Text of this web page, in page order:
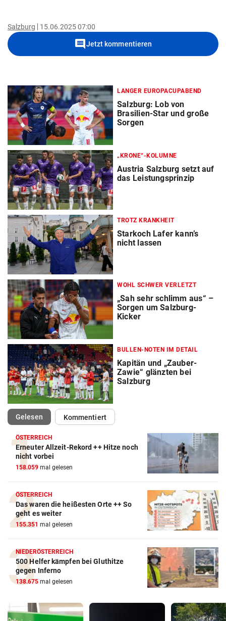
Salzburg 15.06.2025 07:00
commentJetzt kommentieren
LANGER EUROPACUPABEND
Salzburg: Lob von
Brasilien-Star und große
Sorgen
„KRONE“-KOLUMNE
Austria Salzburg setzt auf
das Leistungsprinzip
TROTZ KRANKHEIT
Starkoch Lafer kann’s
nicht lassen
WOHL SCHWER VERLETZT
„Sah sehr schlimm aus“ –
Sorgen um Salzburg-
Kicker
BULLEN-NOTEN IM DETAIL
Kapitän und „Zauber-
Zawie“ glänzten bei
Salzburg
Gelesen(ausgewählt)Kommentiert
ÖSTERREICH
Erneuter Allzeit-Rekord ++ Hitze noch
nicht vorbei
158.059 mal gelesen
ÖSTERREICH
Das waren die heißesten Orte ++ So
geht es weiter
155.351 mal gelesen
NIEDERÖSTERREICH
500 Helfer kämpfen bei Gluthitze
gegen Inferno
138.675 mal gelesen